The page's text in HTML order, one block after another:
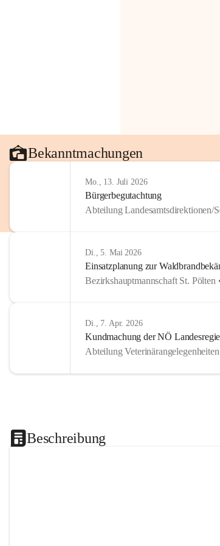
Bekanntmachungen
Mo., 13. Juli 2026
Bürgerbegutachtung
Abteilung Landesamtsdirektionen/
Di., 5. Mai 2026
Einsatzplanung zur
Bezirkshauptmannschaft St. Pölten
Di., 7. Apr. 2026
Kundmachung der NÖ
Abteilung
Beschreibung